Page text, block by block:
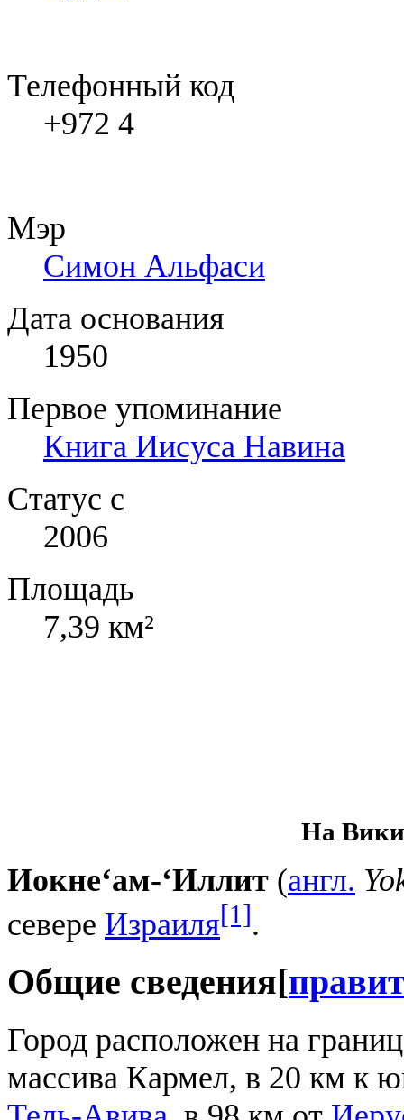
Телефонный код
+972 4
Мэр
Симон Альфаси
Дата основания
1950
Первое упоминание
Книга Иисуса Навина
Статус с
2006
Площадь
7,39 км²
На
Иокне‘ам-‘Иллит (англ.
севере Израиля[1].
Общие сведения[
Город расположен на
массива Кармел, в 20 км к